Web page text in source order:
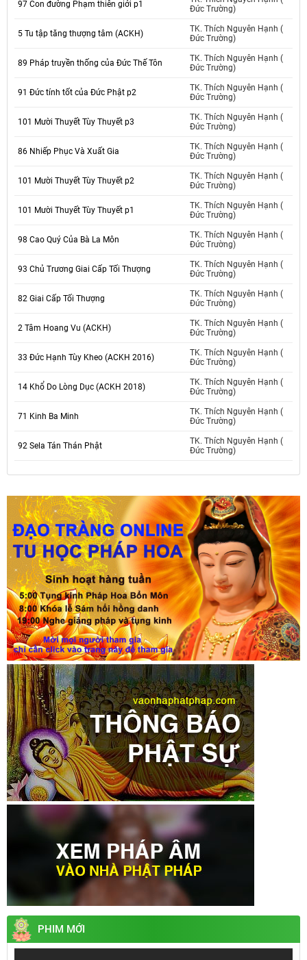
97 Con đường Phạm thiên giới p1
Đức Trường)
5 Tu tập tăng thượng tâm (ACKH)
TK. Thích Nguyên Hạnh (
Đức Trường)
89 Pháp truyền thống của Đức Thế Tôn
TK. Thích Nguyên Hạnh (
Đức Trường)
91 Đức tính tốt của Đức Phật p2
TK. Thích Nguyên Hạnh (
Đức Trường)
101 Mười Thuyết Tùy Thuyết p3
TK. Thích Nguyên Hạnh (
Đức Trường)
86 Nhiếp Phục Và Xuất Gia
TK. Thích Nguyên Hạnh (
Đức Trường)
101 Mười Thuyết Tùy Thuyết p2
TK. Thích Nguyên Hạnh (
Đức Trường)
101 Mười Thuyết Tùy Thuyết p1
TK. Thích Nguyên Hạnh (
Đức Trường)
98 Cao Quý Của Bà La Môn
TK. Thích Nguyên Hạnh (
Đức Trường)
93 Chủ Trương Giai Cấp Tối Thượng
TK. Thích Nguyên Hạnh (
Đức Trường)
82 Giai Cấp Tối Thượng
TK. Thích Nguyên Hạnh (
Đức Trường)
2 Tâm Hoang Vu (ACKH)
TK. Thích Nguyên Hạnh (
Đức Trường)
33 Đức Hạnh Tùy Kheo (ACKH 2016)
TK. Thích Nguyên Hạnh (
Đức Trường)
14 Khổ Do Lòng Dục (ACKH 2018)
TK. Thích Nguyên Hạnh (
Đức Trường)
71 Kinh Ba Minh
TK. Thích Nguyên Hạnh (
Đức Trường)
92 Sela Tán Thán Phật
TK. Thích Nguyên Hạnh (
Đức Trường)
PHIM MỚI